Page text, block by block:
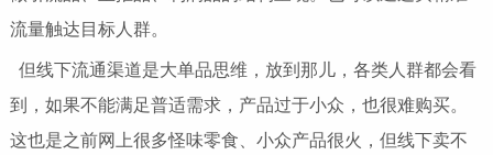
流量触达目标人群。
但线下流通渠道是大单品思维，放到那儿，各类人群都会看
到，如果不能满足普适需求，产品过于小众，也很难购买。
这也是之前网上很多怪味零食、小众产品很火，但线下卖不